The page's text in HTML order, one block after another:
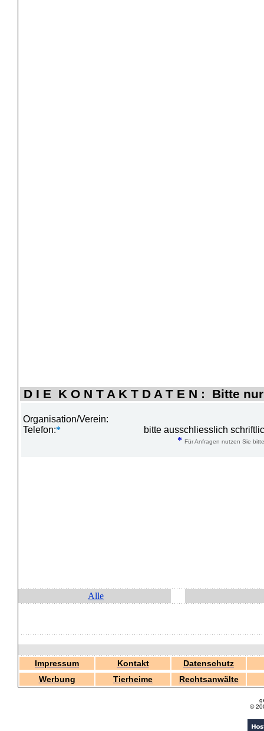
D I E K O N T A K T D A T E N : Bitte
Organisation/Verein:
Telefon:*
bitte ausschliesslich
* Für Anfragen nutzen Sie
Alle
Impressum Kontakt
Datenschutz
Werbung
Tierheime Rechtsanwälte
©